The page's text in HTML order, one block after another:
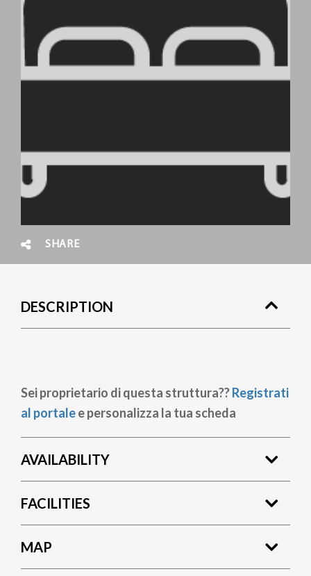
SHARE
DESCRIPTION
Sei proprietario di questa struttura??Registrati
al portalee personalizza la tua scheda
AVAILABILITY
FACILITIES
MAP